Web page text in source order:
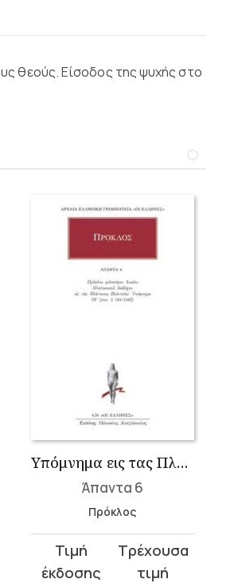
θεούς. Είσοδος της ψυχής στο
Υπόμνημα εις τας Πλάτωνος Πολιτείας 6
Άπαντα 6
Πρόκλος
Original
price
Current
price